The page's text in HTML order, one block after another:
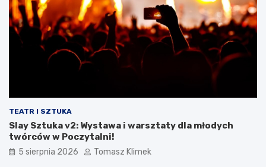
TEATR I SZTUKA
Slay Sztuka v2: Wystawa i warsztaty dla młodych
twórców w Poczytalni!
5 sierpnia 2026 Tomasz Klimek